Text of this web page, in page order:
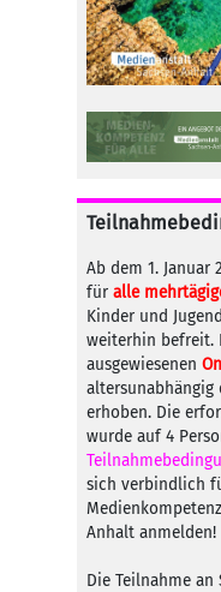
Ab dem 1.
für alle
Kinder und
weiterhin befreit.
ausgewiesenen
altersunabhängig
erhoben. Die
wurde auf 4
sich verbindlich
Anhalt anmelden!
Die Teilnahme an